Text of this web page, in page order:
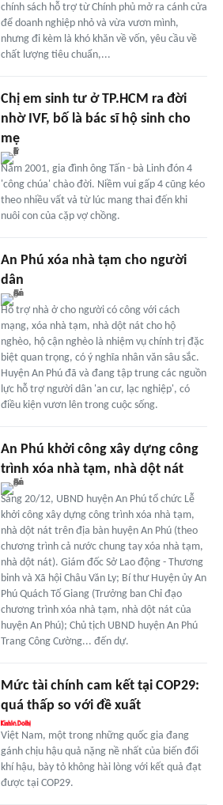
chính sách hỗ trợ từ Chính phủ mở ra cánh cửa
để doanh nghiệp nhỏ và vừa vươn mình,
nhưng đi kèm là khó khăn về vốn, yêu cầu về
chất lượng tiêu chuẩn,...
Chị em sinh tư ở TP.HCM ra đời
nhờ IVF, bố là bác sĩ hộ sinh cho
mẹ
Năm 2001, gia đình ông Tấn - bà Linh đón 4
'công chúa' chào đời. Niềm vui gấp 4 cũng kéo
theo nhiều vất vả từ lúc mang thai đến khi
nuôi con của cặp vợ chồng.
An Phú xóa nhà tạm cho người
dân
Hỗ trợ nhà ở cho người có công với cách
mạng, xóa nhà tạm, nhà dột nát cho hộ
nghèo, hộ cận nghèo là nhiệm vụ chính trị đặc
biệt quan trọng, có ý nghĩa nhân văn sâu sắc.
Huyện An Phú đã và đang tập trung các nguồn
lực hỗ trợ người dân 'an cư, lạc nghiệp', có
điều kiện vươn lên trong cuộc sống.
An Phú khởi công xây dựng công
trình xóa nhà tạm, nhà dột nát
Sáng 20/12, UBND huyện An Phú tổ chức Lễ
khởi công xây dựng công trình xóa nhà tạm,
nhà dột nát trên địa bàn huyện An Phú (theo
chương trình cả nước chung tay xóa nhà tạm,
nhà dột nát). Giám đốc Sở Lao động - Thương
binh và Xã hội Châu Văn Ly; Bí thư Huyện ủy An
Phú Quách Tố Giang (Trưởng ban Chỉ đạo
chương trình xóa nhà tạm, nhà dột nát của
huyện An Phú); Chủ tịch UBND huyện An Phú
Trang Công Cường... đến dự.
Mức tài chính cam kết tại COP29:
quá thấp so với đề xuất
Việt Nam, một trong những quốc gia đang
gánh chịu hậu quả nặng nề nhất của biến đổi
khí hậu, bày tỏ không hài lòng với kết quả đạt
được tại COP29.